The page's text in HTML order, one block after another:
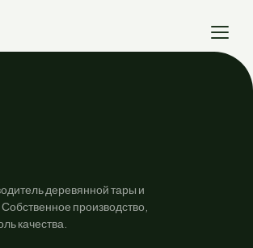
деревянной тары и
производство,
качества.